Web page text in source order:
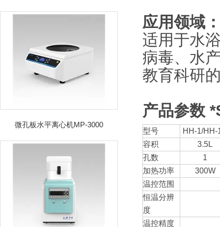
微孔板水平离心机MP-3000
应用领域
适用于水
病毒、水
教育科研
产品参数
型号
HH-1/HH-
容积
3.5L
孔数
1
加热功率
300W
温控范围
恒温分辨
度
温控精度